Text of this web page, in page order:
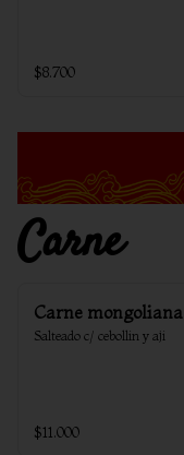
$8.700
Carne
Carne mongoliana
Salteado c/ cebollin y aji
$11.000